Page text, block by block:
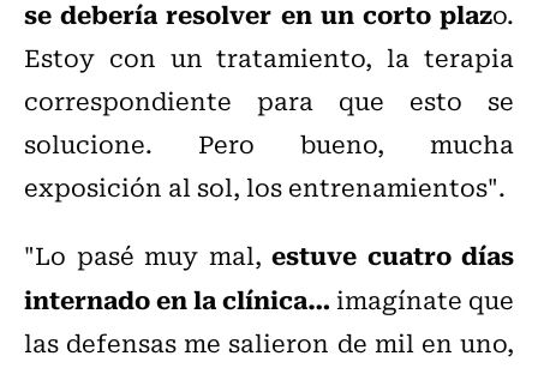
se debería resolver en un corto plazo.
Estoy con un tratamiento, la terapia
correspondiente para que esto se
solucione. Pero bueno, mucha
exposición al sol, los entrenamientos".
"Lo pasé muy mal, estuve cuatro días
internado en la clínica…imagínate que
las defensas me salieron de mil en uno,